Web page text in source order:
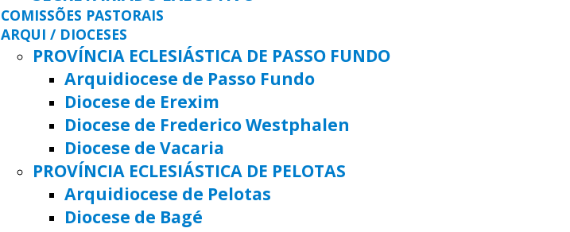
COMISSÕES PASTORAIS
ARQUI / DIOCESES
PROVÍNCIA ECLESIÁSTICA DE PASSO FUNDO
Arquidiocese de Passo Fundo
Diocese de Erexim
Diocese de Frederico Westphalen
Diocese de Vacaria
PROVÍNCIA ECLESIÁSTICA DE PELOTAS
Arquidiocese de Pelotas
Diocese de Bagé